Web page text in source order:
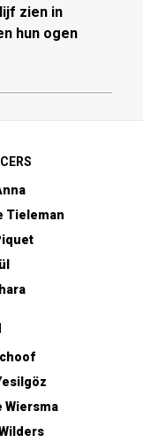
zien in
hun ogen
Tieleman
Wiersma